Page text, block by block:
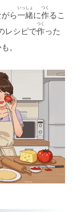
ら一緒
いっしょ
に作
つく
るこ
レシピで作
つく
った
。